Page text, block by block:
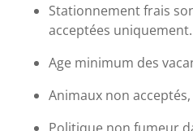
Stationnement frais
acceptées
Age minimum des
Animaux non